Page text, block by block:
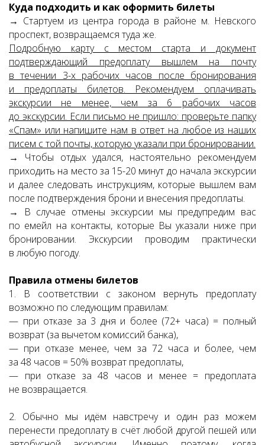
Куда подходить и как оформить билеты
→ Стартуем из центра города в районе м. Невского
проспект, возвращаемся туда же.
Подробную карту с местом старта и документ
подтверждающий предоплату вышлем на почту
в течении 3-х рабочих часов после бронирования
и предоплаты билетов. Рекомендуем оплачивать
экскурсии не менее, чем за 6 рабочих часов
до экскурсии. Если письмо не пришло: проверьте папку
«Спам» или напишите нам в ответ на любое из наших
писем с той почты, которую указали при бронировании.
→ Чтобы отдых удался, настоятельно рекомендуем
приходить на место за 15-20 минут до начала экскурсии
и далее следовать инструкциям, которые вышлем вам
после подтверждения брони и внесения предоплаты.
→ В случае отмены экскурсии мы предупредим вас
по емейл на контакты, которые Вы указали ниже при
бронировании. Экскурсии проводим практически
в любую погоду.
Правила отмены билетов
1. В соответствии с законом вернуть предоплату
возможно по следующим правилам:
— при отказе за 3 дня и более (72+ часа) = полный
возврат (за вычетом комиссий банка),
— при отказе менее, чем за 72 часа и более, чем
за 48 часов = 50% возврат предоплаты,
— при отказе за 48 часов и менее = предоплата
не возвращается.
2. Обычно мы идём навстречу и один раз можем
перенести предоплату в счёт любой другой пешей или